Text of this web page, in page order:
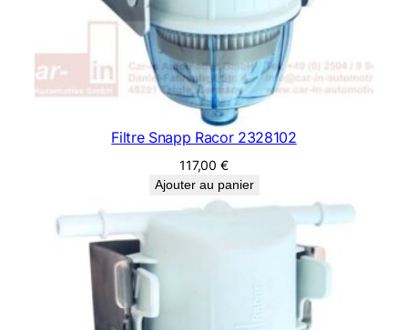
Filtre Snapp Racor 2328102
117,00€
Ajouter au panier